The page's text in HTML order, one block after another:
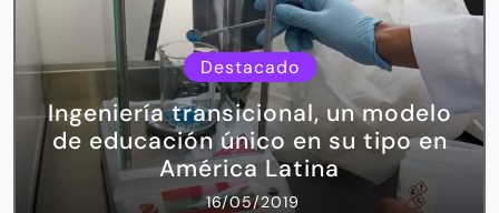
Destacado
Ingeniería transicional, un modelo
de educación único en su tipo en
América Latina
16/05/2019